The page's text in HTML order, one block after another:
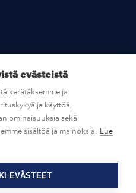
evästeistä
kerätäksemme ja
ja käyttöä,
ominaisuuksia sekä
sisältöä ja mainoksia. Lue
EVÄSTEET